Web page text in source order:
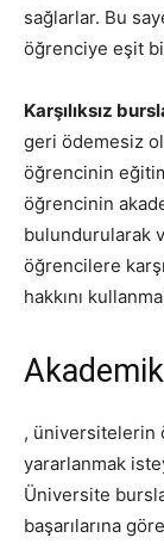
sağlarlar. Bu
öğrenciye eşit
Karşılıksız
geri ödemesiz
öğrencinin
öğrencinin
bulundurularak
öğrencilere
hakkını
, üniversitelerin
yararlanmak
Üniversite
başarılarına